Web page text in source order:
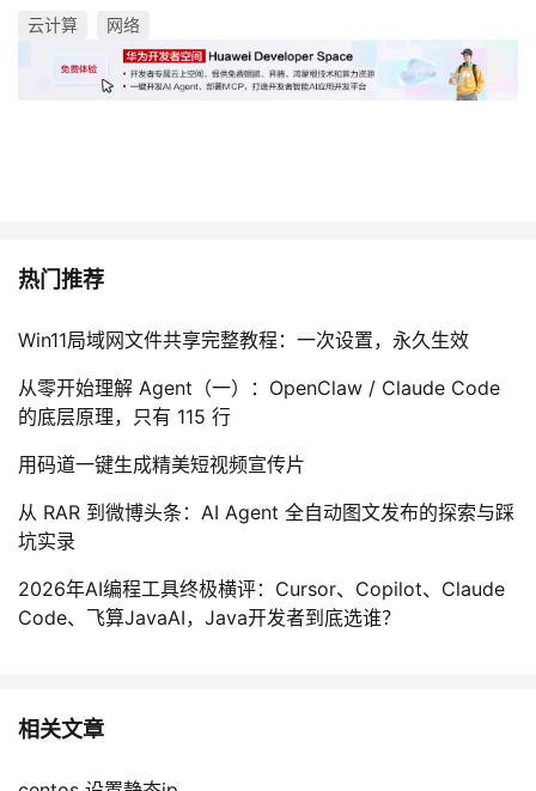
云计算 网络
热门推荐
Win11局域网文件共享完整教程：一次设置，永久生效
从零开始理解 Agent（一）：OpenClaw / Claude Code
的底层原理，只有 115 行
用码道一键生成精美短视频宣传片
从 RAR 到微博头条：AI Agent 全自动图文发布的探索与踩
坑实录
2026年AI编程工具终极横评：Cursor、Copilot、Claude
Code、飞算JavaAI，Java开发者到底选谁？
相关文章